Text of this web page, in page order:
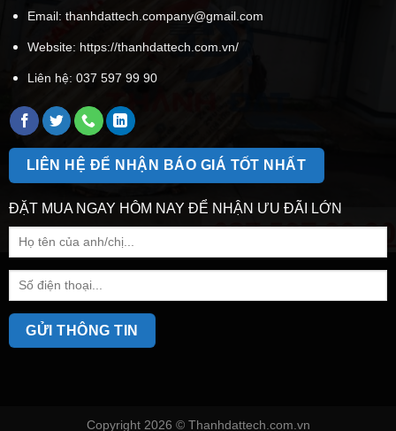
Email: thanhdattech.company@gmail.com
Website: https://thanhdattech.com.vn/
Liên hệ: 037 597 99 90
LIÊN HỆ ĐỂ NHẬN BÁO GIÁ TỐT NHẤT
ĐẶT MUA NGAY HÔM NAY ĐỂ NHẬN ƯU ĐÃI LỚN
Copyright 2026 © Thanhdattech.com.vn